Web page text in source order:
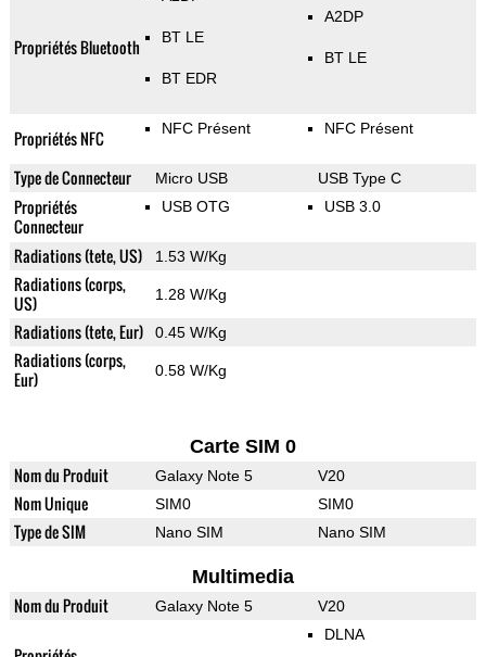
Propriétés Bluetooth BT LE
BT EDR
A2DP
BT LE
Propriétés NFC NFC Présent NFC Présent
Type de Connecteur Micro USB USB Type C
Propriétés
Connecteur
USB OTG USB 3.0
Radiations (tete, US) 1.53 W/Kg
Radiations (corps,
US)
1.28 W/Kg
Radiations (tete, Eur) 0.45 W/Kg
Radiations (corps,
Eur)
0.58 W/Kg
Carte SIM 0
Nom du Produit Galaxy Note 5 V20
Nom Unique SIM0 SIM0
Type de SIM Nano SIM Nano SIM
Multimedia
Nom du Produit Galaxy Note 5 V20
DLNA